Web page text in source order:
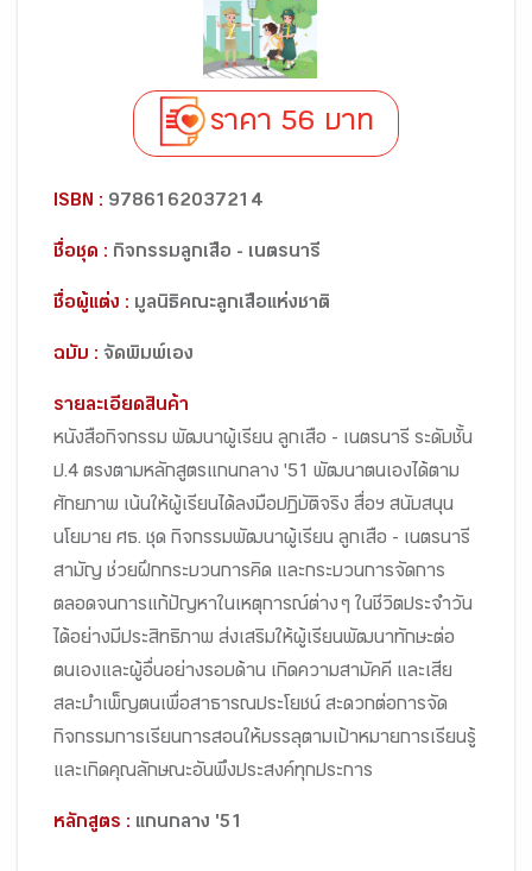
ราคา 56 บาท
ISBN : 9786162037214
ชื่อชุด : กิจกรรมลูกเสือ - เนตรนารี
ชื่อผู้แต่ง : มูลนิธิคณะลูกเสือแห่งชาติ
ฉบับ : จัดพิมพ์เอง
รายละเอียดสินค้า
หนังสือกิจกรรม พัฒนาผู้เรียน ลูกเสือ - เนตรนารี ระดับชั้น
ป.4 ตรงตามหลักสูตรแกนกลาง '51 พัฒนาตนเองได้ตาม
ศักยภาพ เน้นให้ผู้เรียนได้ลงมือปฏิบัติจริง สื่อฯ สนับสนุน
นโยบาย ศธ. ชุด กิจกรรมพัฒนาผู้เรียน ลูกเสือ - เนตรนารี
สามัญ ช่วยฝึกกระบวนการคิด และกระบวนการจัดการ
ตลอดจนการแก้ปัญหาในเหตุการณ์ต่าง ๆ ในชีวิตประจำวัน
ได้อย่างมีประสิทธิภาพ ส่งเสริมให้ผู้เรียนพัฒนาทักษะต่อ
ตนเองและผู้อื่นอย่างรอบด้าน เกิดความสามัคคี และเสีย
สละบำเพ็ญตนเพื่อสาธารณประโยชน์ สะดวกต่อการจัด
กิจกรรมการเรียนการสอนให้บรรลุตามเป้าหมายการเรียนรู้
และเกิดคุณลักษณะอันพึงประสงค์ทุกประการ
หลักสูตร : แกนกลาง '51